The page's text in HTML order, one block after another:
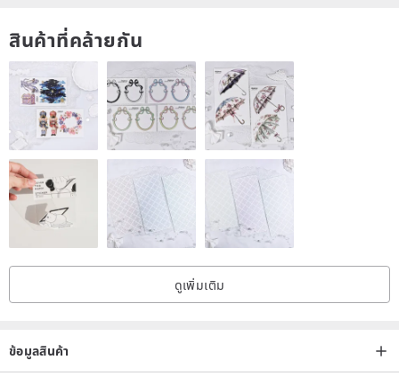
สินค้าที่คล้ายกัน
ดูเพิ่มเติม
ข้อมูลสินค้า